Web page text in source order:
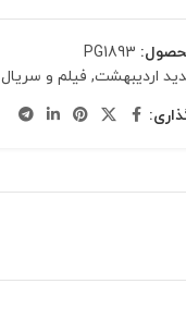
PG1893
اردیبهشت, فیلم و سریال